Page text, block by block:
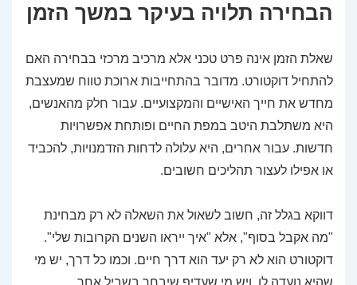
הבחירה תלויה בעיקר במשך הזמן
שאלת הזמן אינה פרט טכני אלא מרכיב מרכזי בבחירה האם
להתחיל דוקטורט. מדובר בהתחייבות ארוכת טווח שמעצבת
מחדש את חייך האישיים והמקצועיים. עבור חלק מהאנשים,
היא משתלבת היטב במפת החיים ופותחת אפשרויות
חדשות. עבור אחרים, היא עלולה לדחות הזדמנויות, להכביד
או אפילו לעצור תהליכים חשובים.
דווקא בגלל זה, חשוב לשאול את השאלה לא רק מבחינת
"מה אקבל בסוף", אלא "איך ייראו השנים הקרובות שלי".
דוקטורט הוא לא רק יעד הוא דרך חיים. וכמו כל דרך, יש מי
שהיא נועדה לו, ויש מי שעדיף שיבחר בשביל אחר.